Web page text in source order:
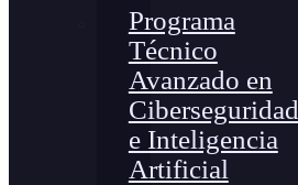
Programa
Técnico
Avanzado en
Ciberseguridad
e Inteligencia
Artificial